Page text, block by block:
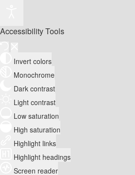
Accessibility Tools
Invert colors
Monochrome
Dark contrast
Light contrast
Low saturation
High saturation
Highlight links
Highlight headings
Screen reader